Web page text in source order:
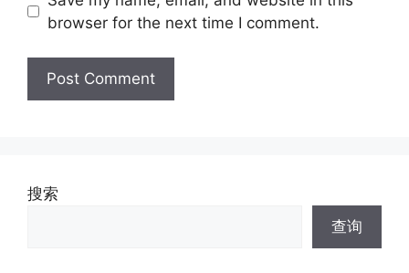
browser for the next time I comment.
搜索
查询